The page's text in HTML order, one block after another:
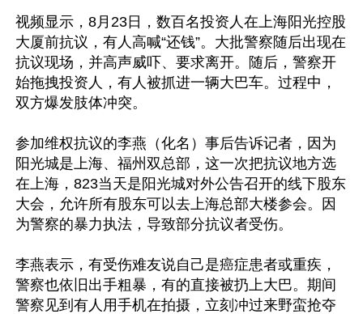
视频显示，8月23日，数百名投资人在上海阳光控股
大厦前抗议，有人高喊“还钱”。大批警察随后出现在
抗议现场，并高声威吓、要求离开。随后，警察开
始拖拽投资人，有人被抓进一辆大巴车。过程中，
双方爆发肢体冲突。
参加维权抗议的李燕（化名）事后告诉记者，因为
阳光城是上海、福州双总部，这一次把抗议地方选
在上海，823当天是阳光城对外公告召开的线下股东
大会，允许所有股东可以去上海总部大楼参会。因
为警察的暴力执法，导致部分抗议者受伤。
李燕表示，有受伤难友说自己是癌症患者或重疾，
警察也依旧出手粗暴，有的直接被扔上大巴。期间
警察见到有人用手机在拍摄，立刻冲过来野蛮抢夺